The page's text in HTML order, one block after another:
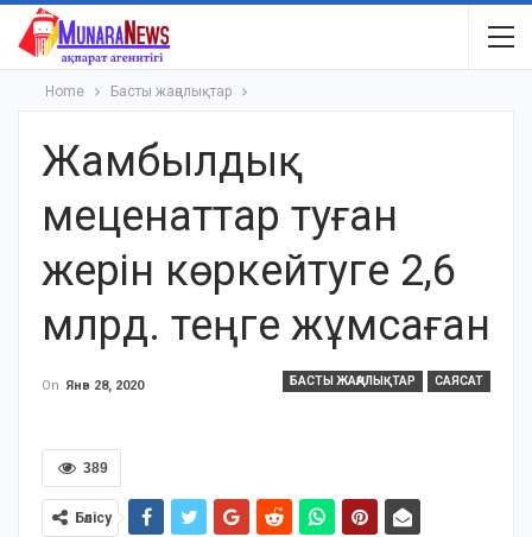
Home Басты жаңалықтар
Жамбылдық
меценаттар туған
жерін көркейтуге 2,6
млрд. теңге жұмсаған
БАСТЫ ЖАҢАЛЫҚТАР САЯСАТ
On Янв 28, 2020
389
Бөлісу